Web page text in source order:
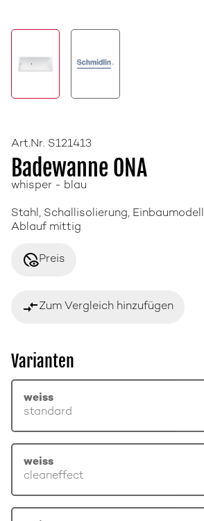
Art.Nr. S121413
Badewanne ONA
whisper - blau
Stahl, Schallisolierung, Einbaumodell
Ablauf mittig
disabled_visiblePreis
compare_arrowsZum Vergleich hinzufügen
Varianten
weiss
standard
weiss
cleaneffect